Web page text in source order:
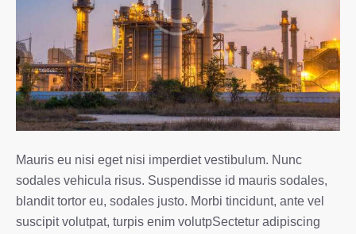
Mauris eu nisi eget nisi imperdiet vestibulum. Nunc
sodales vehicula risus. Suspendisse id mauris sodales,
blandit tortor eu, sodales justo. Morbi tincidunt, ante vel
suscipit volutpat, turpis enim volutpSectetur adipiscing